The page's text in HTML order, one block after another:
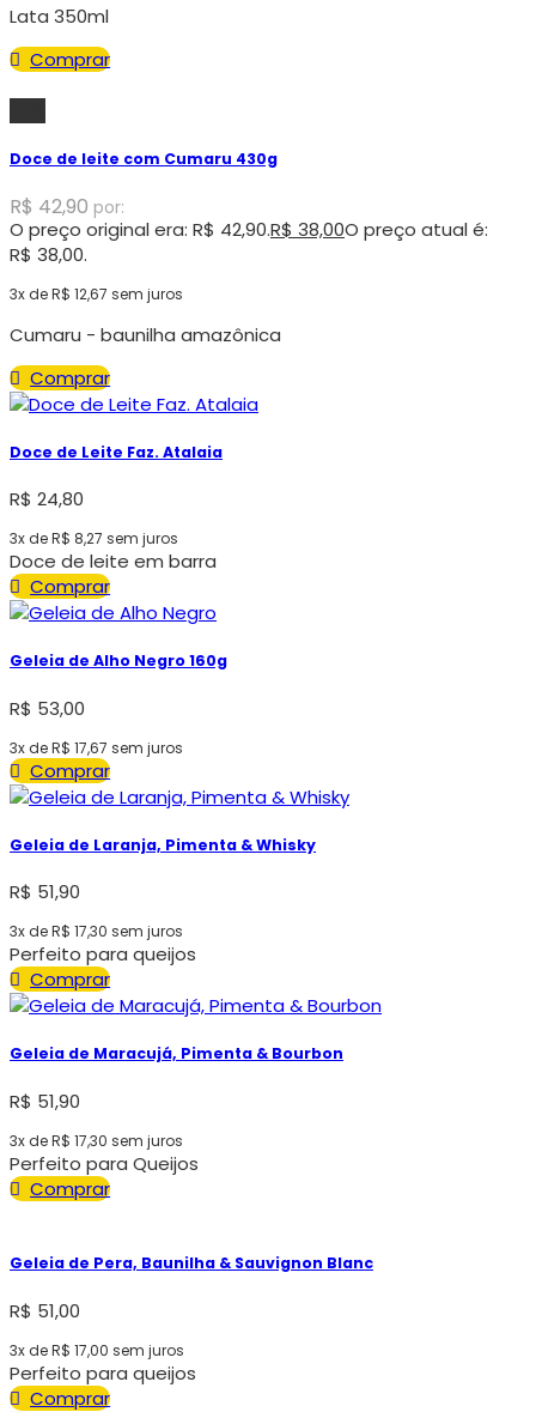
Lata 350ml
Comprar
Doce de leite com Cumaru 430g
R$ 42,90 por:
O preço original era: R$ 42,90.R$ 38,00O preço atual é:
R$ 38,00.
3x deR$ 12,67 sem juros
Cumaru - baunilha amazônica
Comprar
Doce de Leite Faz. Atalaia
R$ 24,80
3x deR$ 8,27 sem juros
Doce de leite em barra
Comprar
Geleia de Alho Negro 160g
R$ 53,00
3x deR$ 17,67 sem juros
Comprar
Geleia de Laranja, Pimenta & Whisky
R$ 51,90
3x deR$ 17,30 sem juros
Perfeito para queijos
Comprar
Geleia de Maracujá, Pimenta & Bourbon
R$ 51,90
3x deR$ 17,30 sem juros
Perfeito para Queijos
Comprar
Geleia de Pera, Baunilha & Sauvignon Blanc
R$ 51,00
3x deR$ 17,00 sem juros
Perfeito para queijos
Comprar